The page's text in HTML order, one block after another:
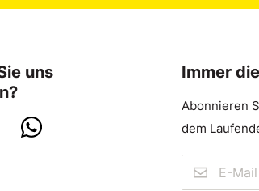
uns
Immer
Abonnieren
dem